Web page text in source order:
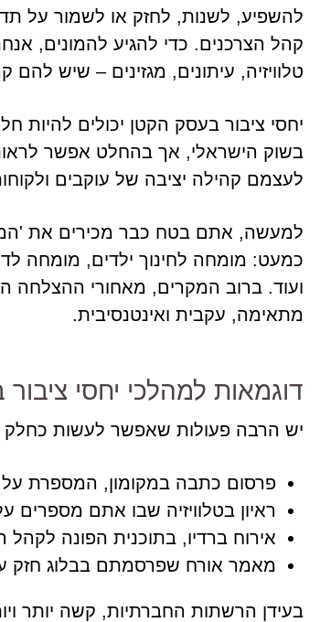
להשפיע, לשנות, לחזק או לשמור על
קהל הצרכנים. כדי להגיע להמונים,
טלוויזיה, עיתונים, מגזינים – שיש
יחסי ציבור בעסק הקטן יכולים להיות
בשוק הישראלי, אך בהחלט אפשר
לעצמם קהילה יציבה של עוקבים
למעשה, אתם בטח כבר מכירים את
כמעט: מומחה לחינוך ילדים, מומחה
ועוד. ברוב המקרים, מאחורי ההצלחה
מתאימה, עקבית ואינטנסיבית.
דוגמאות למהלכי יחסי
יש הרבה פעולות שאפשר לעשות
פרסום כתבה במקומון, המספרת
ראיון בטלוויזיה שבו אתם
אירוח ברדיו, בתוכנית הפונה
מאמר אורח שפרסמתם בבלוג חזק
בעידן הרשתות החברתיות, קשה יותר